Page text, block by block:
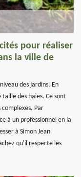
pour réaliser
la ville de
des jardins. En
des haies. Ce sont
Par
à un professionnel en la
à Simon Jean
qu'il respecte les